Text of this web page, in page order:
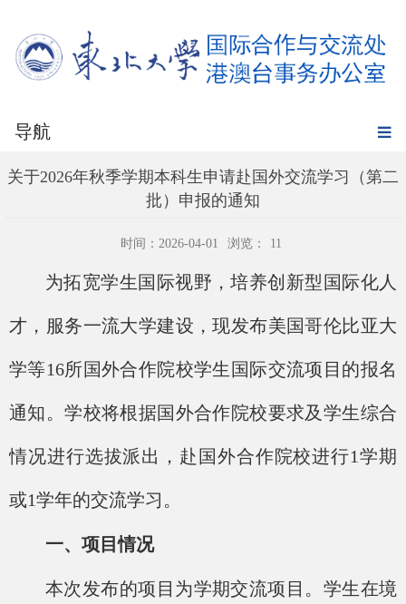
导航
关于2026年秋季学期本科生申请赴国外交流学习（第二
批）申报的通知
时间：2026-04-01 浏览： 11
为拓宽学生国际视野，培养创新型国际化人
才，服务一流大学建设，现发布美国哥伦比亚大
学等16所国外合作院校学生国际交流项目的报名
通知。学校将根据国外合作院校要求及学生综合
情况进行选拔派出，赴国外合作院校进行1学期
或1学年的交流学习。
一、项目情况
本次发布的项目为学期交流项目。学生在境